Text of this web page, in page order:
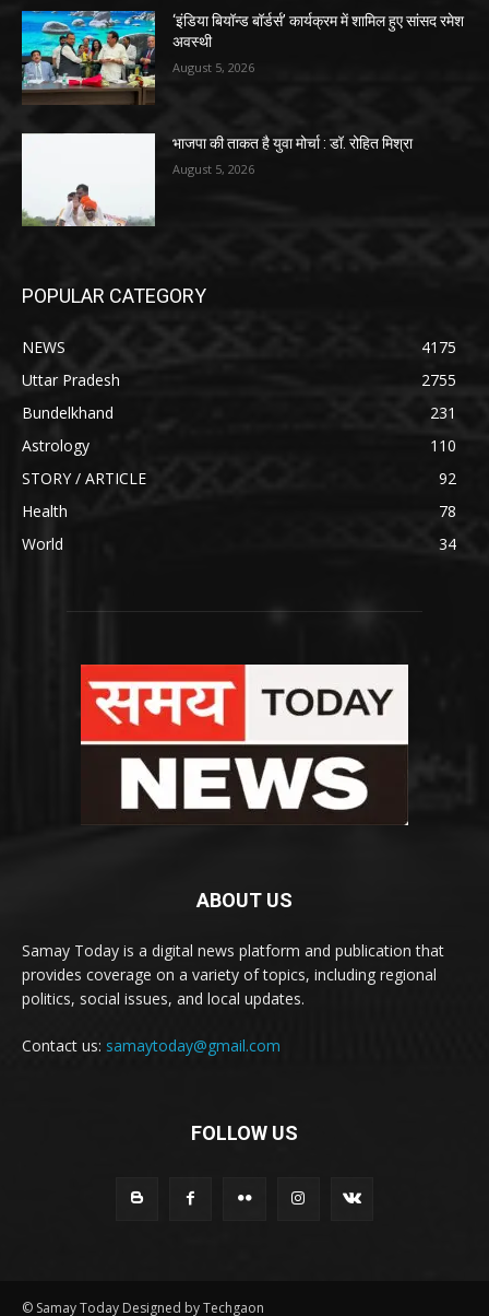
‘इंडिया बियॉन्ड बॉर्डर्स’ कार्यक्रम में शामिल हुए सांसद रमेश
अवस्थी
August 5, 2026
भाजपा की ताकत है युवा मोर्चा : डॉ. रोहित मिश्रा
August 5, 2026
POPULAR CATEGORY
NEWS
4175
Uttar Pradesh
2755
Bundelkhand
231
Astrology
110
STORY / ARTICLE
92
Health
78
World
34
ABOUT US
Samay Today is a digital news platform and publication that
provides coverage on a variety of topics, including regional
politics, social issues, and local updates.
Contact us: samaytoday@gmail.com
FOLLOW US
© Samay Today Designed by Techgaon